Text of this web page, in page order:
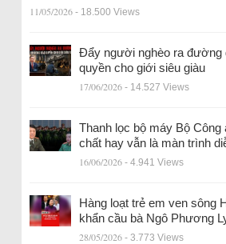
11/05/2026 - 18.500 Views
Đẩy người nghèo ra đường
quyền cho giới siêu giàu
17/06/2026 - 14.527 Views
Thanh lọc bộ máy Bộ Công
chất hay vẫn là màn trình
16/06/2026 - 4.941 Views
Hàng loạt trẻ em ven sông
khẩn cầu bà Ngô Phương
28/05/2026 - 3.773 Views